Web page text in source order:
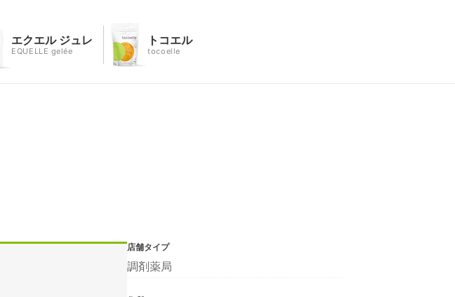
エクエル ジュレ
EQUELLE gelée
トコエル
tocoelle
店舗タイプ
調剤薬局